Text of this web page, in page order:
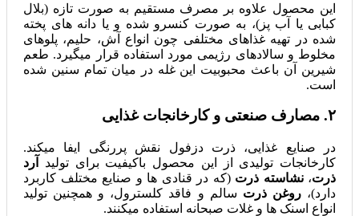
این محصول علاوه بر مصرف مستقیم به صورت تازه (بلال
کبابی یا آب‌ پز)، به صورت کنسرو شده و یا دانه‌ های پخته
شده در تهیه غذاهای مختلفی چون انواع آش، حلیم، پلوهای
مخلوط و سالادهای رژیمی مورد استفاده قرار میگیرد. طعم
شیرین آن باعث محبوبیت این غله در میان تمام سنین شده
است.
۲. مصارف صنعتی و کارخانجات غذایی
در صنایع غذایی، ذرت دزفول نقش پررنگی ایفا میکند.
کارخانجات تولیدی از این محصول باکیفیت برای تولید
آرد
ذرت،نشاسته ذرت (که در قنادی‌ ها و صنایع مختلف کاربرد
دارد)،روغن ذرت سالم و فاقد کلسترول، و همچنین تولید
انواع اسنک‌ ها و غلات صبحانه استفاده میکنند.